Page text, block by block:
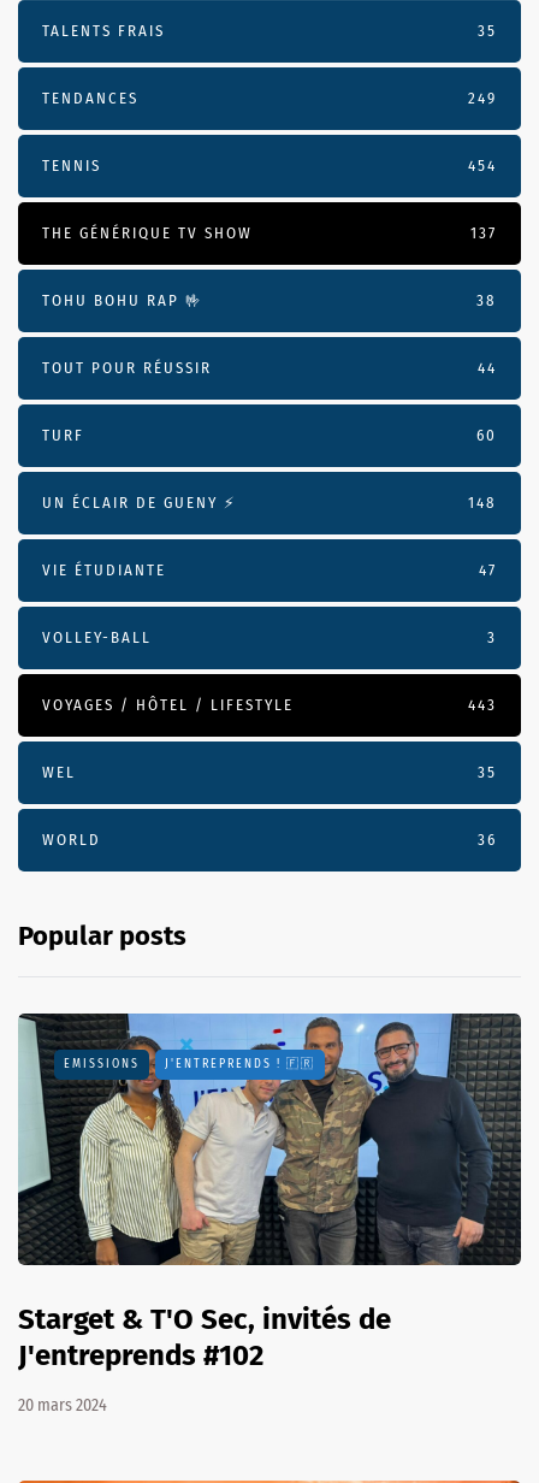
TALENTS FRAIS 35
TENDANCES 249
TENNIS 454
THE GÉNÉRIQUE TV SHOW 137
TOHU BOHU RAP 🤟 38
TOUT POUR RÉUSSIR 44
TURF 60
UN ÉCLAIR DE GUENY ⚡️ 148
VIE ÉTUDIANTE 47
VOLLEY-BALL 3
VOYAGES / HÔTEL / LIFESTYLE 443
WEL 35
WORLD 36
Popular posts
EMISSIONS J'ENTREPRENDS ! 🇫🇷
Starget & T'O Sec, invités de
J'entreprends #102
20 mars 2024